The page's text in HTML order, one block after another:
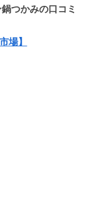
つかみの口コミ
場】